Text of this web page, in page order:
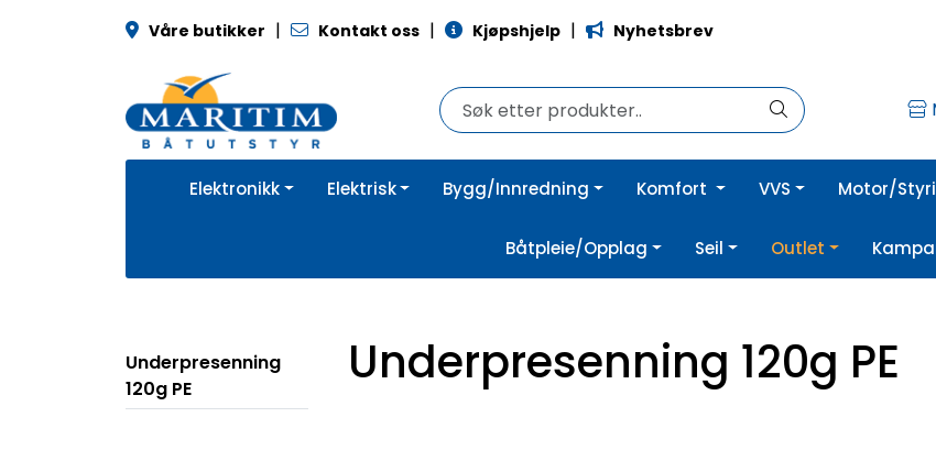
Våre butikker | Kontakt oss | Kjøpshjelp | Nyhetsbrev
Elektronikk Elektrisk Bygg/Innredning Komfort VVS Motor/
Båtpleie/Opplag Seil Outlet
Underpresenning
120g PE
Underpresenning 120g PE